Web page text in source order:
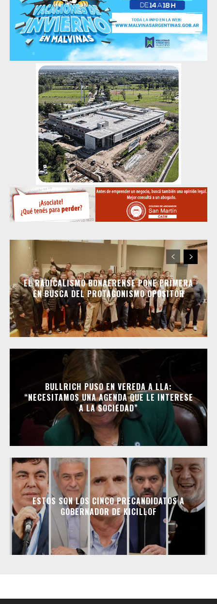
EL RADICALISMO BONAERENSE PONE PRIMERA
EN BUSCA DEL PROTAGONISMO OPOSITOR
BULLRICH PUSO EN VEREDA A LLA:
“NECESITAMOS UNA AGENDA QUE LE INTERESE
A LA SOCIEDAD”
ESTOS SON LOS CINCO PRECANDIDATOS A
GOBERNADOR DE KICILLOF